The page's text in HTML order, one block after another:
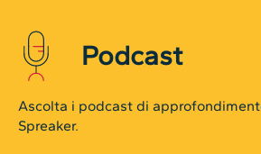
Podcast
Ascolta i podcast di
Spreaker.